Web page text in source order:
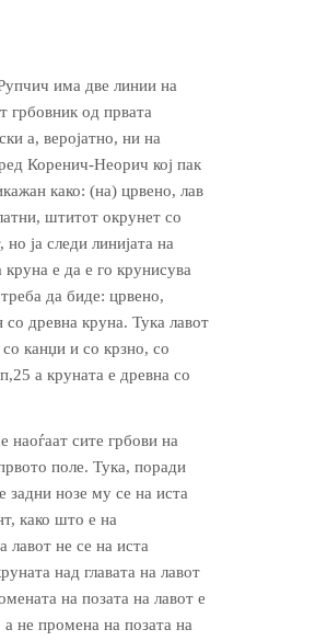
има две линии на
грбовник од првата
а, веројатно, ни на
Коренич-Неорич кој пак
како: (на) црвено, лав
штитот окрунет со
ја следи линијата на
е да е го крунисува
да биде: црвено,
древна круна. Тука лавот
канџи и со крзно, со
а круната е древна со
наоѓаат сите грбови на
поле. Тука, поради
задни нозе му се на иста
како што е на
лавот не се на иста
над главата на лавот
на позата на лавот е
не промена на позата на